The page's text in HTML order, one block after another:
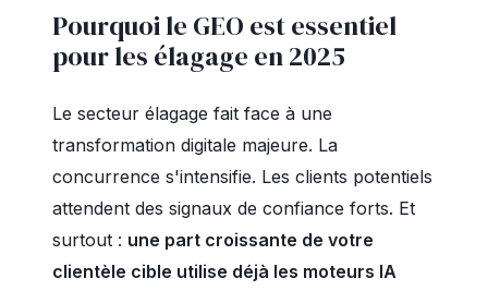
Pourquoi le GEO est essentiel
pour les élagage en 2025
Le secteur élagage fait face à une
transformation digitale majeure. La
concurrence s'intensifie. Les clients potentiels
attendent des signaux de confiance forts. Et
surtout : une part croissante de votre
clientèle cible utilise déjà les moteurs IA